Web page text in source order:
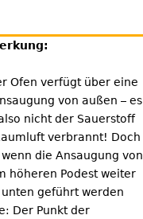
Ofen verfügt über eine
von außen – es
nicht der Sauerstoff
verbrannt! Doch
die Ansaugung von
höheren Podest weiter
unten geführt werden
Der Punkt der